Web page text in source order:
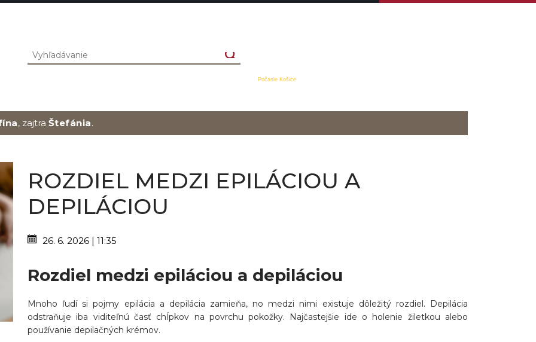
Počasie Košice
, zajtra Štefánia.
ROZDIEL MEDZI EPILÁCIOU A
DEPILÁCIOU
26. 6. 2026 | 11:35
Rozdiel medzi epiláciou a depiláciou
Mnoho ľudí si pojmy epilácia a depilácia zamieňa, no medzi nimi existuje dôležitý rozdiel. Depilácia
odstraňuje iba viditeľnú časť chĺpkov na povrchu pokožky. Najčastejšie ide o holenie žiletkou alebo
používanie depilačných krémov.